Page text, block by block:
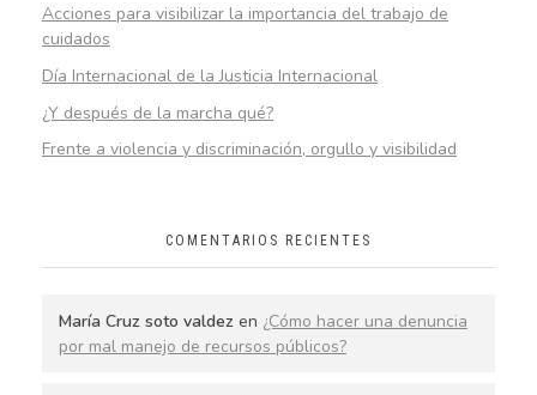
Acciones para visibilizar la importancia del trabajo de
cuidados
Día Internacional de la Justicia Internacional
¿Y después de la marcha qué?
Frente a violencia y discriminación, orgullo y visibilidad
COMENTARIOS RECIENTES
María Cruz soto valdez en ¿Cómo hacer una denuncia
por mal manejo de recursos públicos?